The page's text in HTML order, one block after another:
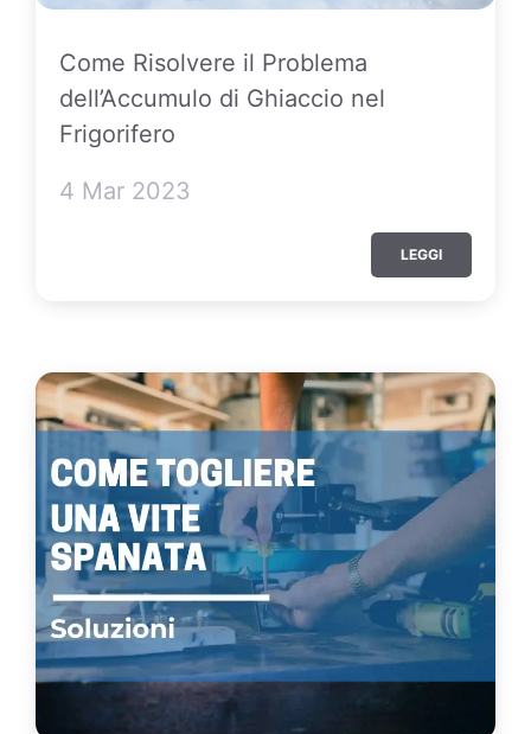
Come Risolvere il Problema
dell’Accumulo di Ghiaccio nel
Frigorifero
4 Mar 2023
LEGGI